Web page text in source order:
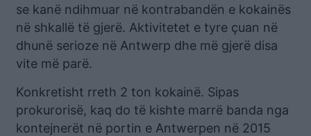
se kanë ndihmuar në kontrabandën e kokainës
në shkallë të gjerë. Aktivitetet e tyre çuan në
dhunë serioze në Antwerp dhe më gjerë disa
vite më parë.
Konkretisht rreth 2 ton kokainë. Sipas
prokurorisë, kaq do të kishte marrë banda nga
kontejnerët në portin e Antwerpen në 2015